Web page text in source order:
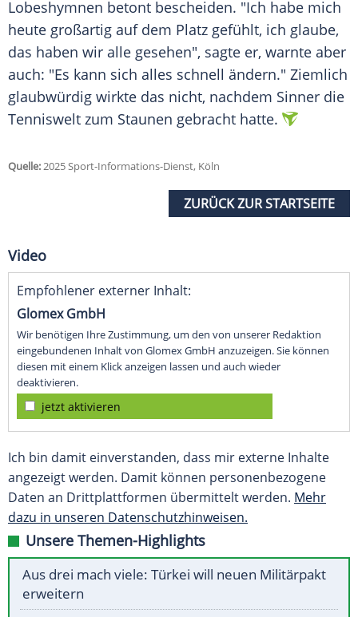
Lobeshymnen betont bescheiden. "Ich habe mich
heute großartig auf dem Platz gefühlt, ich glaube,
das haben wir alle gesehen", sagte er, warnte aber
auch: "Es kann sich alles schnell ändern." Ziemlich
glaubwürdig wirkte das nicht, nachdem Sinner die
Tenniswelt zum Staunen gebracht hatte.
Quelle:2025 Sport-Informations-Dienst, Köln
ZURÜCK ZUR STARTSEITE
Video
Empfohlener externer Inhalt:
Glomex GmbH
Wir benötigen Ihre Zustimmung, um den von unserer Redaktion
eingebundenen Inhalt von Glomex GmbH anzuzeigen. Sie können
diesen mit einem Klick anzeigen lassen und auch wieder
deaktivieren.
jetzt aktivieren
Ich bin damit einverstanden, dass mir externe Inhalte
angezeigt werden. Damit können personenbezogene
Daten an Drittplattformen übermittelt werden. Mehr
dazu in unseren Datenschutzhinweisen.
Unsere Themen-Highlights
Aus drei mach viele: Türkei will neuen Militärpakt
erweitern